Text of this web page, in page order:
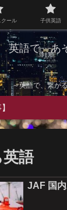
英語で、あ
～英語で、繋が
語
JAF 国
クール 子供英語